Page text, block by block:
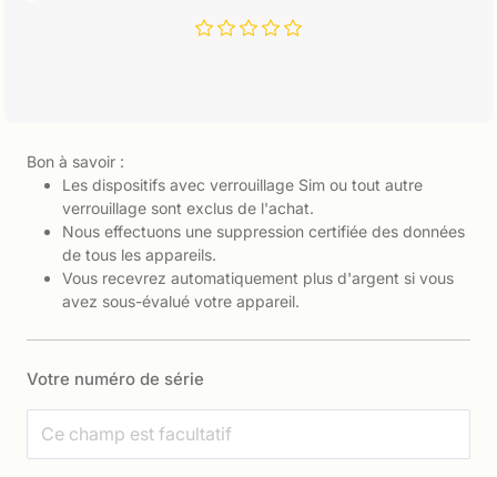
Bon à savoir :
Les dispositifs avec verrouillage Sim ou tout autre
verrouillage sont exclus de l'achat.
Nous effectuons une suppression certifiée des données
de tous les appareils.
Vous recevrez automatiquement plus d'argent si vous
avez sous-évalué votre appareil.
Votre numéro de série